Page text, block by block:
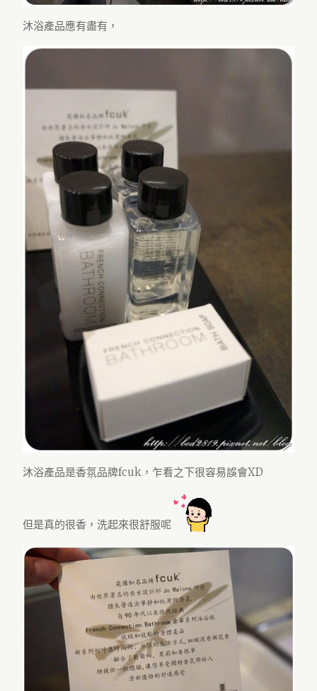
沐浴產品應有盡有，
沐浴產品是香氛品牌fcuk，乍看之下很容易誤會XD
但是真的很香，洗起來很舒服呢